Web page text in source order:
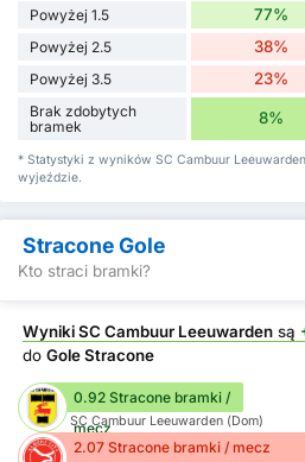
Powyżej 1.5 77%
Powyżej 2.5 38%
Powyżej 3.5 23%
Brak zdobytych
bramek
8%
* Statystyki z wyników SC Cambuur
wyjeździe.
Stracone Gole
Kto straci bramki?
Wyniki SC Cambuur Leeuwarden są
do Gole Stracone
0.92 Stracone bramki /
mecz
SC Cambuur Leeuwarden (Dom)
2.07 Stracone bramki / mecz